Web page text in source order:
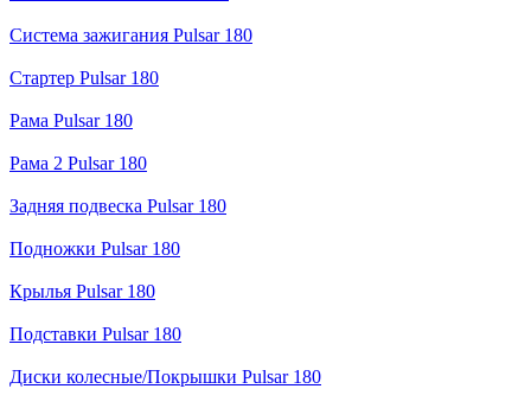
Система зажигания Pulsar 180
Стартер Pulsar 180
Рама Pulsar 180
Рама 2 Pulsar 180
Задняя подвеска Pulsar 180
Подножки Pulsar 180
Крылья Pulsar 180
Подставки Pulsar 180
Диски колесные/Покрышки Pulsar 180